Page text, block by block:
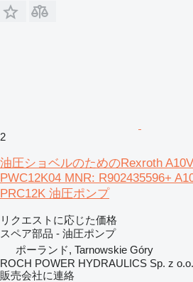
2
油圧ショベルのためのRexroth
PWC12K04 MNR: R902435596+
PRC12K 油圧ポンプ
リクエストに応じた価格
スペア部品 - 油圧ポンプ
ポーランド, Tarnowskie Góry
ROCH POWER HYDRAULICS Sp. z o.o.
販売会社に連絡